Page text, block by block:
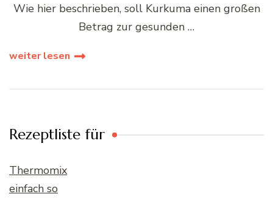
Wie hier beschrieben, soll Kurkuma einen großen
Betrag zur gesunden …
weiter lesen
Rezeptliste für
Thermomix
einfach so